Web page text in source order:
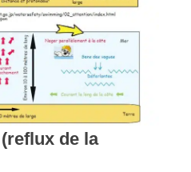
de la